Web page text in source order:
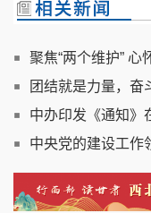
聚焦“两个维护” 心
心 聚力实现“十五
团结就是力量，奋
中办印发《通知》
确政绩观学习教育
中央党的建设工作
署树立和践行正确